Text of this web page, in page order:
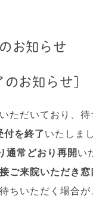
お知らせ
のお知らせ]
ただいており、
付を終了いたしま
通常どおり再開 い
ご来院いただき
ちいただく場合